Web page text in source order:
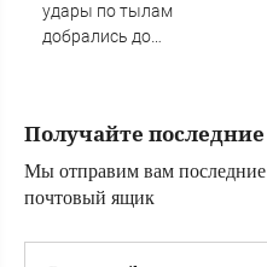
удары по тылам
добрались до
Получайте
Мы отправим вам
почтовый ящик